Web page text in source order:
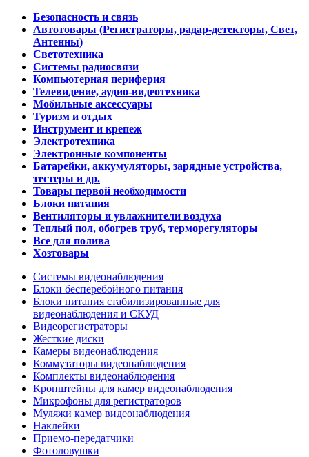
Безопасность и связь
Автотовары (Регистраторы, радар-детекторы, Свет,
Антенны)
Светотехника
Системы радиосвязи
Компьютерная периферия
Телевидение, аудио-видеотехника
Мобильные аксессуары
Туризм и отдых
Инструмент и крепеж
Электротехника
Электронные компоненты
Батарейки, аккумуляторы, зарядные устройства,
тестеры и др.
Товары первой необходимости
Блоки питания
Вентиляторы и увлажнители воздуха
Теплый пол, обогрев труб, терморегуляторы
Все для полива
Хозтовары
Системы видеонаблюдения
Блоки бесперебойного питания
Блоки питания стабилизированные для
видеонаблюдения и СКУД
Видеорегистраторы
Жесткие диски
Камеры видеонаблюдения
Коммутаторы видеонаблюдения
Комплекты видеонаблюдения
Кронштейны для камер видеонаблюдения
Микрофоны для регистраторов
Муляжи камер видеонаблюдения
Наклейки
Приемо-передатчики
Фотоловушки